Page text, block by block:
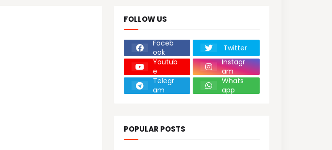
FOLLOW US
Faceb
ook
Twitter
Youtub
e
Instagr
am
Telegr
am
Whats
app
POPULAR POSTS